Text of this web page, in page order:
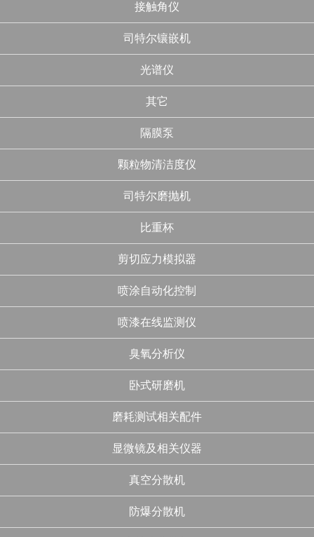
接触角仪
司特尔镶嵌机
光谱仪
其它
隔膜泵
颗粒物清洁度仪
司特尔磨抛机
比重杯
剪切应力模拟器
喷涂自动化控制
喷漆在线监测仪
臭氧分析仪
卧式研磨机
磨耗测试相关配件
显微镜及相关仪器
真空分散机
防爆分散机